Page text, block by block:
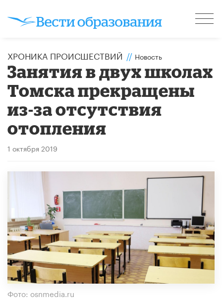
ХРОНИКА ПРОИСШЕСТВИЙ // Новость
Занятия в двух школах
Томска прекращены
из-за отсутствия
отопления
1 октября 2019
Фото: osnmedia.ru